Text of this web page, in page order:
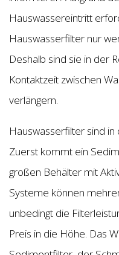
Hauswassereintritt
Hauswasserfilter nur
Deshalb sind sie in der
Kontaktzeit zwischen
verlängern.
Hauswasserfilter sind
Zuerst kommt ein
großen Behälter mit
Systeme können
unbedingt die
Preis in die Höhe. Das